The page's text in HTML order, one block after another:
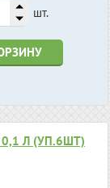
шт.
Л (УП.6ШТ)